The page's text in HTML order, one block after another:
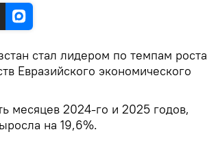
стал лидером по темпам роста
Евразийского экономического
месяцев 2024-го и 2025 годов,
на 19,6%.